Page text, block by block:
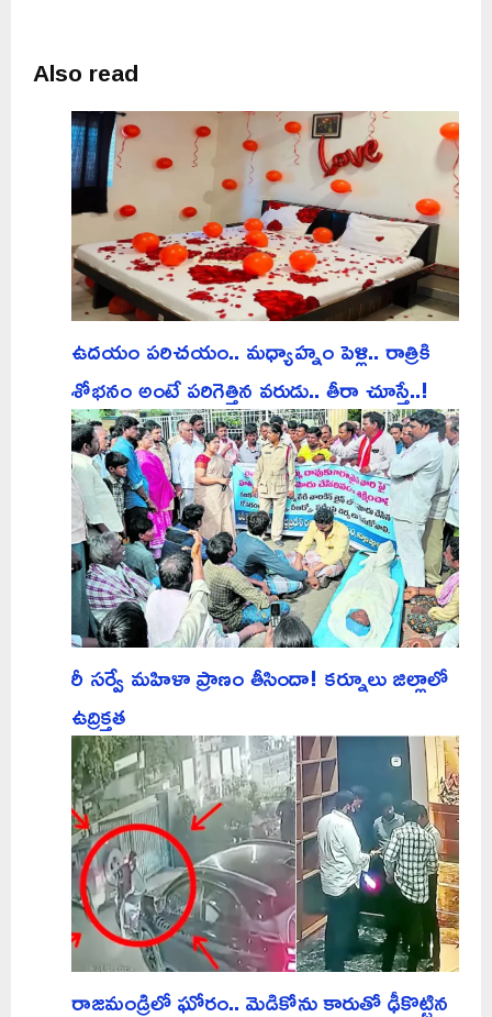
Also read
ఉదయం పరిచయం.. మధ్యాహ్నం పెళ్లి.. రాత్రికి
శోభనం అంటే పరిగెత్తిన వరుడు.. తీరా చూస్తే..!
రీ సర్వే మహిళా ప్రాణం తీసిందా! కర్నూలు జిల్లాలో
ఉద్రిక్తత
రాజమండ్రిలో ఘోరం.. మెడికోను కారుతో ఢీకొట్టిన